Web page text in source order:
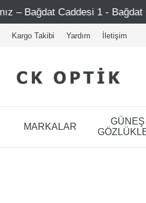
1 - Bağdat Caddesi 2 -
Kargo Takibi Yardım İletişim
MARKALAR
GÜNEŞ